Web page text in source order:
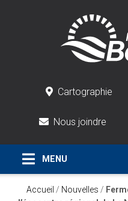
Cartographie
Nous joindre
Accueil / Nouvelles /